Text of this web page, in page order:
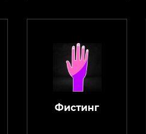
Фистинг